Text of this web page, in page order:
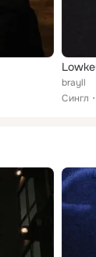
brayll
Сингл